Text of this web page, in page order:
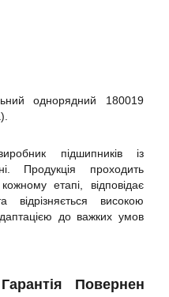
однорядний 180019
підшипників із
Продукція проходить
етапі, відповідає
відрізняється високою
до важких умов
Гарантія Повернення